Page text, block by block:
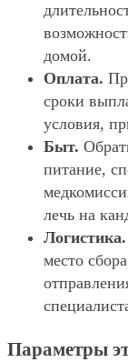
домой.
Оплата.
сроки
условия,
Быт.
питание,
лечь на
Логистика.
место
Параметры